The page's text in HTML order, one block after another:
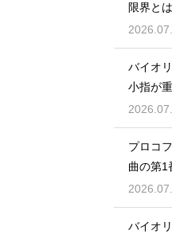
限界と
するため
バイオ
小指が
ロール
プロコ
曲の第1
変化を
バイオ